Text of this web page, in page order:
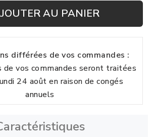
AU PANIER
différées de vos commandes :
de vos commandes seront traitées
24 août en raison de congés
annuels